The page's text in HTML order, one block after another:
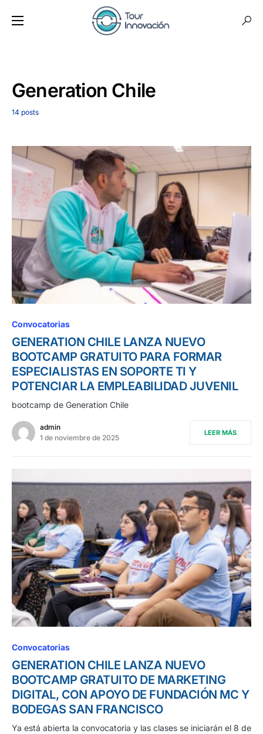
Generation Chile
14 posts
Convocatorias
GENERATION CHILE LANZA NUEVO
BOOTCAMP GRATUITO PARA FORMAR
ESPECIALISTAS EN SOPORTE TI Y
POTENCIAR LA EMPLEABILIDAD JUVENIL
bootcamp de Generation Chile
admin
1 de noviembre de 2025
LEER MÁS
Convocatorias
GENERATION CHILE LANZA NUEVO
BOOTCAMP GRATUITO DE MARKETING
DIGITAL, CON APOYO DE FUNDACIÓN MC Y
BODEGAS SAN FRANCISCO
Ya está abierta la convocatoria y las clases se iniciarán el 8 de